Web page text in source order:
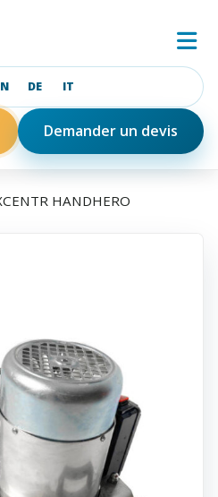
English
DE
Deutsch
ITItaliano
Demander un devis
HANDHERO